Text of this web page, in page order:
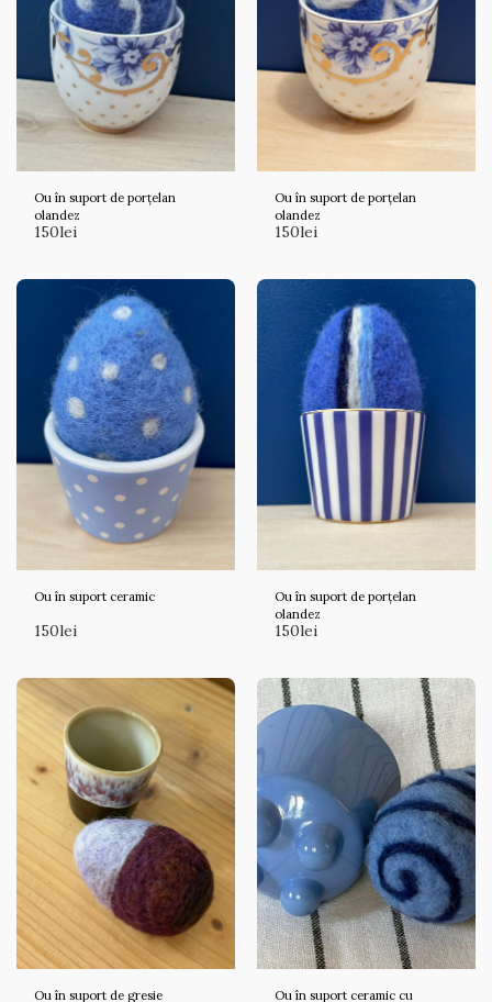
Ou în suport de porțelan
olandez
150lei
Ou în suport de porțelan
olandez
150lei
Ou în suport ceramic
150lei
Ou în suport de porțelan
olandez
150lei
Ou în suport de gresie Ou în suport ceramic cu